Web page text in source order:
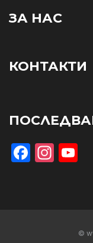
ЗА НАС
КОНТАКТИ
©